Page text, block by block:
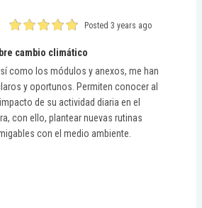
Posted 3 years ago
cambio climático
como los módulos y anexos, me han
y oportunos. Permiten conocer al
de su actividad diaria en el
con ello, plantear nuevas rutinas
con el medio ambiente.